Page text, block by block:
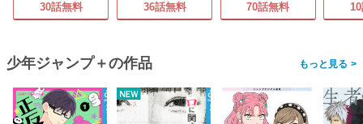
30話無料 36話無料 70話無料
少年ジャンプ＋の作品 >